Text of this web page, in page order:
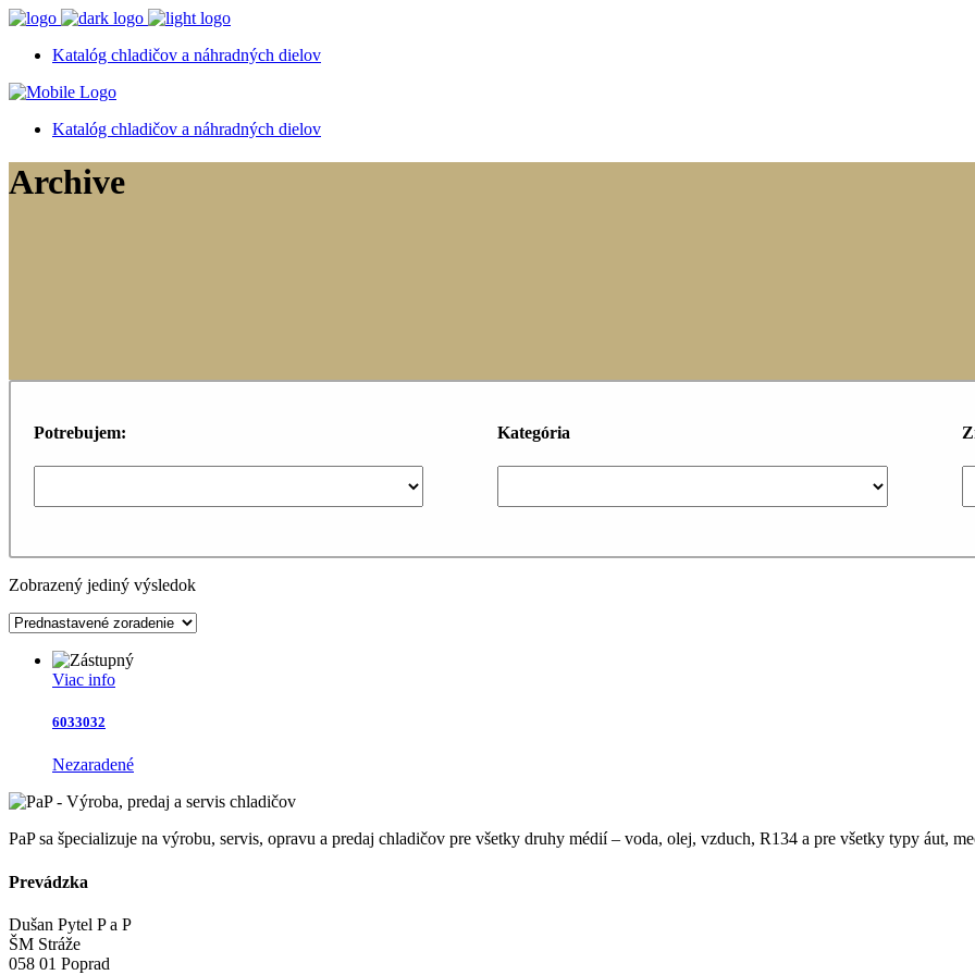
Katalóg chladičov a náhradných dielov
Katalóg chladičov a náhradných dielov
Archive
Potrebujem: Kategória
Zobrazený jediný výsledok
Viac info
6033032
Nezaradené
PaP sa špecializuje na výrobu, servis, opravu a predaj chladičov pre všetky druhy médií – voda, olej, vzduch, R134 a pre všetky typy áut,
Prevádzka
Dušan Pytel P a P
ŠM Stráže
058 01 Poprad